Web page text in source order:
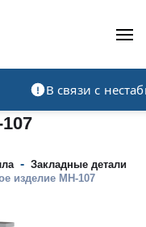
В связи с
- Закладные детали
изделие МН-107